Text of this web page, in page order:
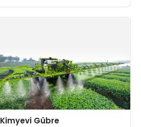
Kimyevi Gübre